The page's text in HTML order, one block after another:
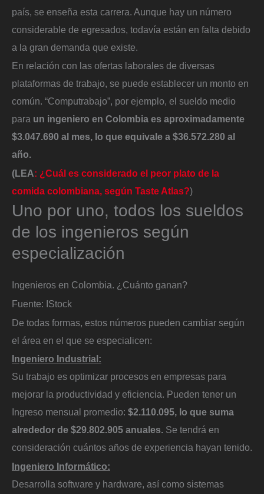
país, se enseña esta carrera. Aunque hay un número
considerable de egresados, todavía están en falta debido
a la gran demanda que existe.
En relación con las ofertas laborales de diversas
plataformas de trabajo, se puede establecer un monto en
común. “Computrabajo”, por ejemplo, el sueldo medio
para un ingeniero en Colombia es aproximadamente
$3.047.690 al mes, lo que equivale a $36.572.280 al
año.
(LEA: ¿Cuál es considerado el peor plato de la
comida colombiana, según Taste Atlas?)
Uno por uno, todos los sueldos
de los ingenieros según
especialización
Ingenieros en Colombia. ¿Cuánto ganan?
Fuente: IStock
De todas formas, estos números pueden cambiar según
el área en el que se especialicen:
Ingeniero Industrial:
Su trabajo es optimizar procesos en empresas para
mejorar la productividad y eficiencia. Pueden tener un
Ingreso mensual promedio: $2.110.095, lo que suma
alrededor de $29.802.905 anuales. Se tendrá en
consideración cuántos años de experiencia hayan tenido.
Ingeniero Informático:
Desarrolla software y hardware, así como sistemas